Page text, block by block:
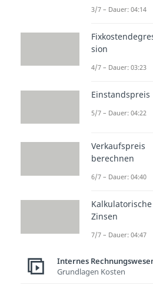
(Ort der
einem
mengen-
zuordnest.
3/7 – Dauer: 04:14
sion
4/7 – Dauer: 03:23
Einstandspreis
5/7 – Dauer: 04:22
Verkaufspreis
berechnen
6/7 – Dauer: 04:40
Kalkulatorische
Zinsen
7/7 – Dauer: 04:47
Internes
Grundlagen Kosten